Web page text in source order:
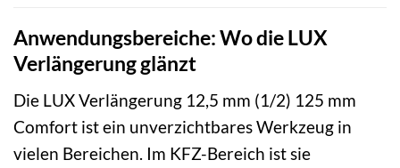
Anwendungsbereiche: Wo die LUX
Verlängerung glänzt
Die LUX Verlängerung 12,5 mm (1/2) 125 mm
Comfort ist ein unverzichtbares Werkzeug in
vielen Bereichen. Im KFZ-Bereich ist sie